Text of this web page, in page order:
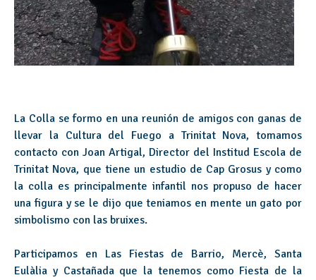
La Colla se formo en una reunión de amigos con ganas de
llevar la Cultura del Fuego a Trinitat Nova, tomamos
contacto con Joan Artigal, Director del Institud Escola de
Trinitat Nova, que tiene un estudio de Cap Grosus y como
la colla es principalmente infantil nos propuso de hacer
una figura y se le dijo que teniamos en mente un gato por
simbolismo con las bruixes.
Participamos en Las Fiestas de Barrio, Mercè, Santa
Eulàlia y Castañada que la tenemos como Fiesta de la